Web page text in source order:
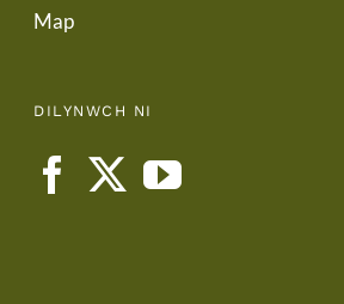
Map
DILYNWCH NI